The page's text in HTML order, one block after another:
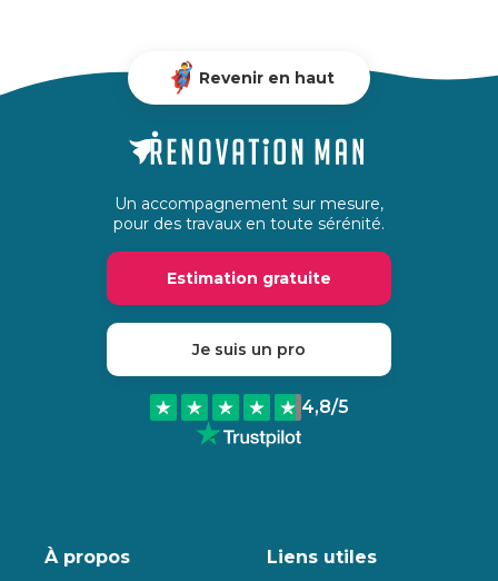
Revenir en haut
Un accompagnement sur mesure,
pour des travaux en toute sérénité.
Estimation gratuite
Je suis un pro
4,8/5
À propos Liens utiles